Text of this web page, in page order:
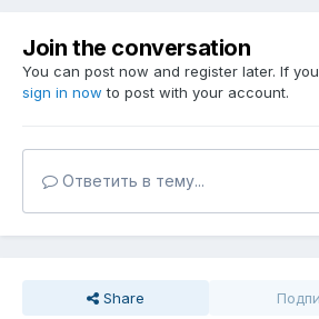
Join the conversation
You can post now and register later. If
sign in now to post with your account.
Ответить в тему...
Share